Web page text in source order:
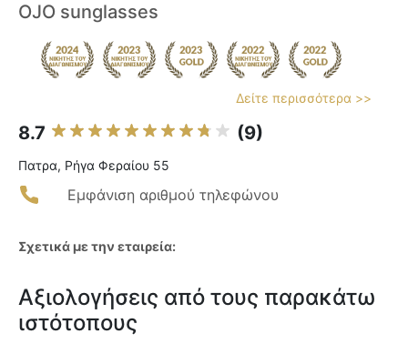
OJO sunglasses
Δείτε περισσότερα >>
8.7 (9)
Πατρα, Ρήγα Φεραίου 55
Εμφάνιση αριθμού τηλεφώνου
Σχετικά με την εταιρεία:
Αξιολογήσεις από τους παρακάτω
ιστότοπους